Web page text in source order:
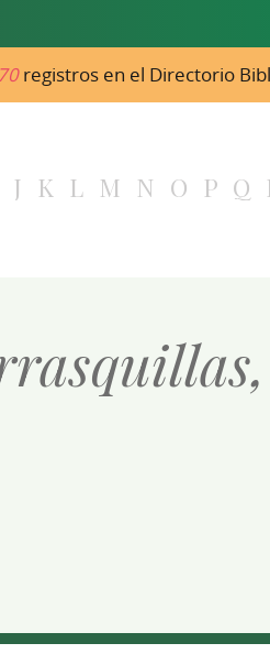
registros en el Directorio
J K L M N O P Q